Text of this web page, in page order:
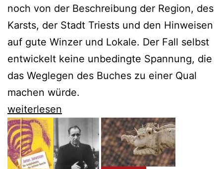
noch von der Beschreibung der Region, des
Karsts, der Stadt Triests und den Hinweisen
auf gute Winzer und Lokale. Der Fall selbst
entwickelt keine unbedingte Spannung, die
das Weglegen des Buches zu einer Qual
machen würde.
Veit
Heinichen
bleibt
Proteo
weiterlesen